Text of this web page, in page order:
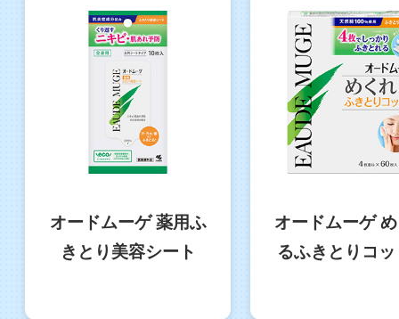
オードムーゲ 薬用ふ
きとり美容シート
オードムーゲ
るふきとりコ